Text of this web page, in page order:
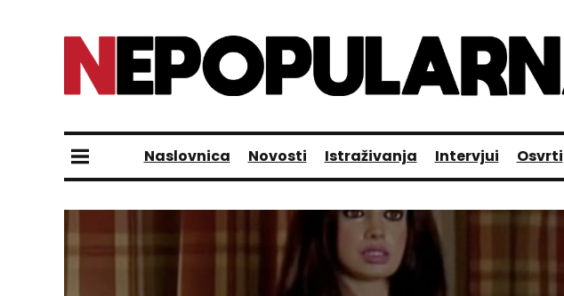
Naslovnica Novosti Istraživanja Intervjui Osvrti